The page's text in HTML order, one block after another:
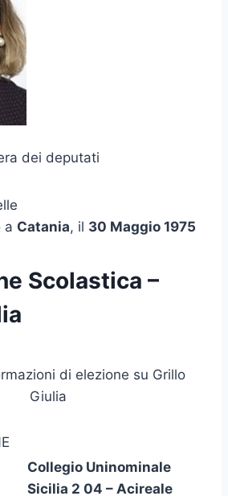
dei deputati
a Catania, il 30 Maggio 1975
Scolastica –
di elezione su Grillo
Giulia
Collegio Uninominale
Sicilia 2 04 – Acireale